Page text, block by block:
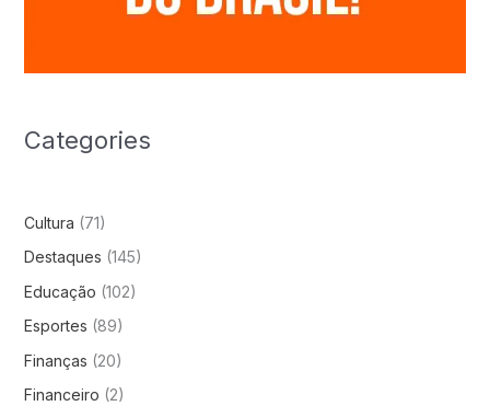
Categories
Cultura (71)
Destaques (145)
Educação (102)
Esportes (89)
Finanças (20)
Financeiro (2)